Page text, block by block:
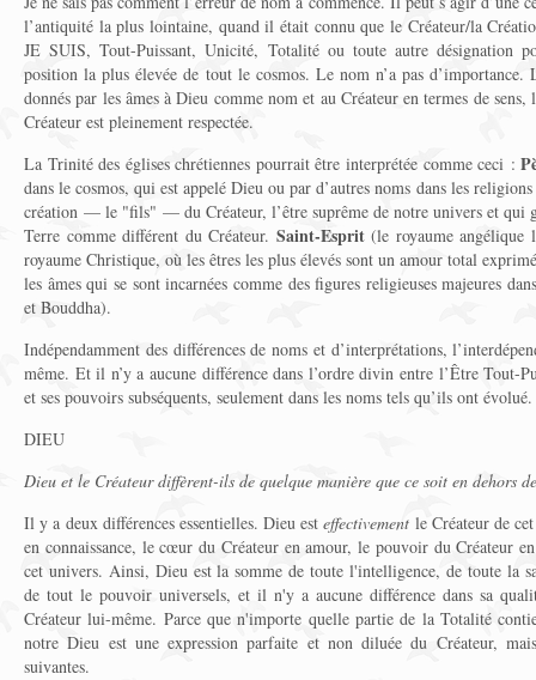
l’antiquité la plus lointaine, quand il était connu que le Créateur/la
JE SUIS, Tout-Puissant, Unicité, Totalité ou toute autre désignation
position la plus élevée de tout le cosmos. Le nom n’a pas
donnés par les âmes à Dieu comme nom et au Créateur en termes de
Créateur est pleinement respectée.
La Trinité des églises chrétiennes pourrait être interprétée comme ceci :
dans le cosmos, qui est appelé Dieu ou par d’autres noms dans les
création — le "fils" — du Créateur, l’être suprême de notre univers et qui
Terre comme différent du Créateur. Saint-Esprit(le royaume angélique
royaume Christique, où les êtres les plus élevés sont un amour total
les âmes qui se sont incarnées comme des figures religieuses majeures
et Bouddha).
Indépendamment des différences de noms et d’interprétations,
même. Et il n’y a aucune différence dans l’ordre divin entre l’Être Tout-
et ses pouvoirs subséquents, seulement dans les noms tels qu’ils ont évolué.
DIEU
Dieu et le Créateur diffèrent-ils de quelque manière que ce soit en
Il y a deux différences essentielles. Dieu esteffectivement le Créateur de
en connaissance, le cœur du Créateur en amour, le pouvoir du Créateur
cet univers. Ainsi, Dieu est la somme de toute l'intelligence, de toute la
de tout le pouvoir universels, et il n'y a aucune différence dans sa
Créateur lui-même. Parce que n'importe quelle partie de la Totalité
notre Dieu est une expression parfaite et non diluée du Créateur,
suivantes.